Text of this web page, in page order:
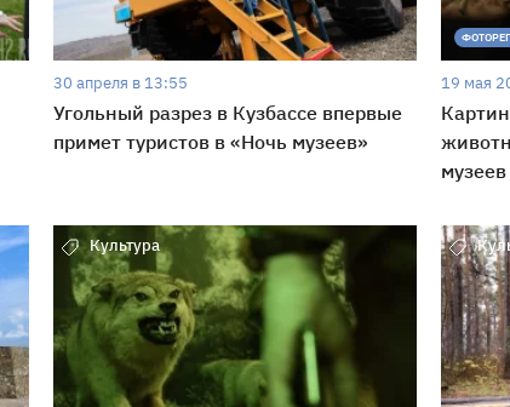
30 апреля в 13:55
Угольный разрез в Кузбассе впервые
примет туристов в «Ночь музеев»
19 мая
Культура